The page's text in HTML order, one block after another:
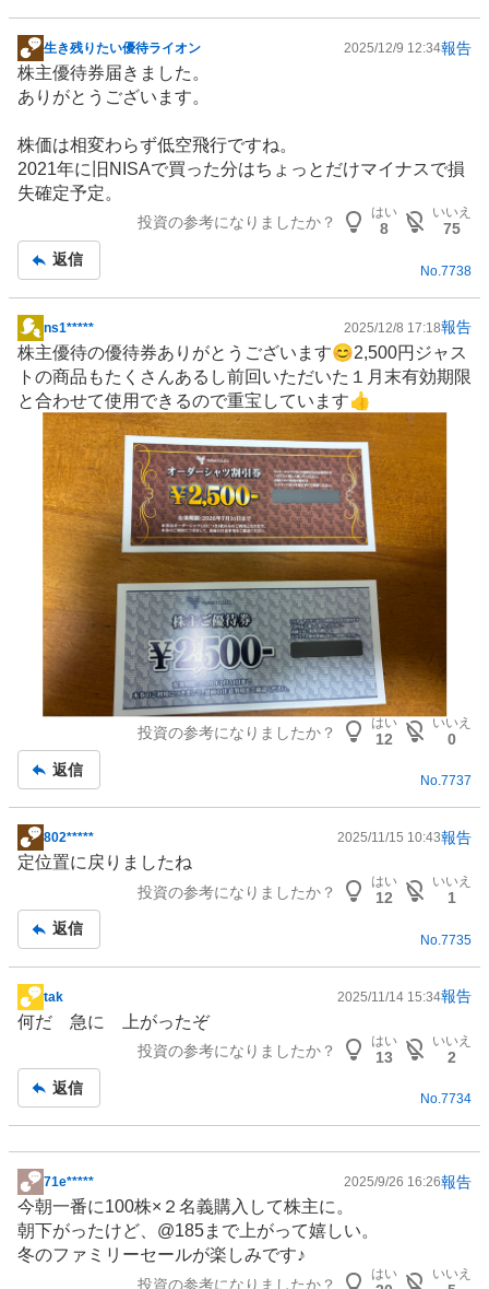
掲
示
板
事
生き残りたい優待ライオン 2025/12/9 12:34報告
株主優待券届きました。
ありがとうございます。
株価は相変わらず低空飛行ですね。
2021年に旧 NISAで買った分はちょっとだけマイナスで損
失確定予定。
投資の参考になりましたか？
はい
8
いいえ
75
返信
No. 7738
掲
示
板
記
ns1***** 2025/12/8 17:18報告
株主優待の優待券ありがとうございます😊2,500円ジャス
トの商品もたくさんあるし前回いただいた１月末有効期限
と合わせて使用できるので重宝しています👍
投資の参考になりましたか？
はい
12
いいえ
0
返信
No.7737
掲
示
事
802***** 2025/11/15 10:43報告
定位置に戻りましたね
投資の参考になりましたか？
はい
12
いいえ
1
返信
No.7735
掲
示
事
tak 2025/11/14 15:34報告
何だ 急に 上がったぞ
投資の参考になりましたか？
はい
13
いいえ
2
返信
No.7734
掲
示
板
記
71e***** 2025/9/26 16:26報告
今朝一番に100株×２名義購入して株主に。
朝下がったけど、@185まで上がって嬉しい。
冬のファミリーセールが楽しみです♪
投資の参考になりましたか？
はい いいえ